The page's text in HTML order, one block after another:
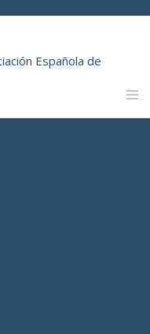
Española de